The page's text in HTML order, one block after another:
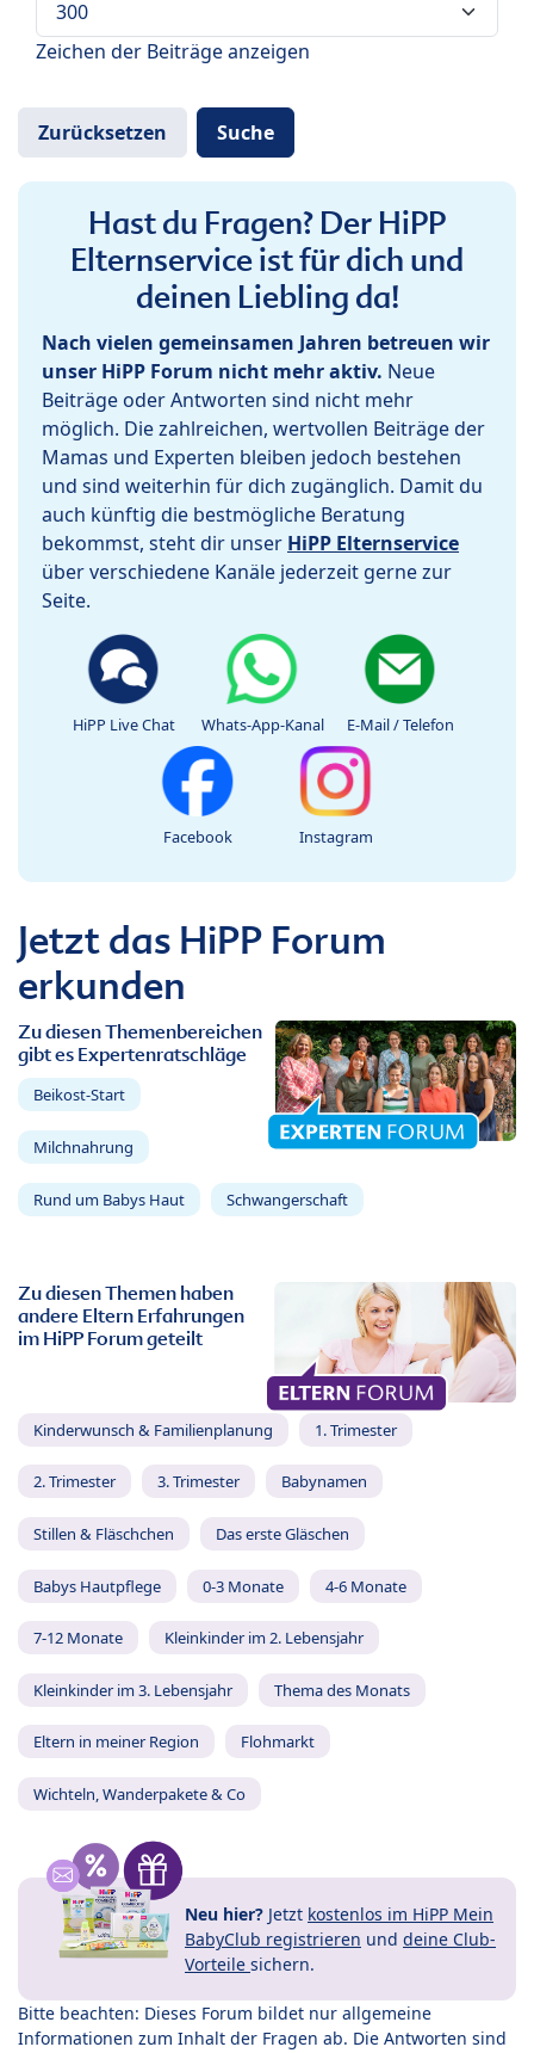
Zeichen der Beiträge anzeigen
Hast du Fragen? Der HiPP
Elternservice ist für dich und
deinen Liebling da!
Nach vielen gemeinsamen Jahren betreuen wir
unser HiPP Forum nicht mehr aktiv. Neue
Beiträge oder Antworten sind nicht mehr
möglich. Die zahlreichen, wertvollen Beiträge der
Mamas und Experten bleiben jedoch bestehen
und sind weiterhin für dich zugänglich. Damit du
auch künftig die bestmögliche Beratung
bekommst, steht dir unser HiPP Elternservice
über verschiedene Kanäle jederzeit gerne zur
Seite.
HiPP Live Chat Whats-App-Kanal E-Mail / Telefon
Facebook Instagram
Jetzt das HiPP Forum
erkunden
Zu diesen Themenbereichen
gibt es Expertenratschläge
Beikost-Start
Milchnahrung
Rund um Babys Haut Schwangerschaft
Zu diesen Themen haben
andere Eltern Erfahrungen
im HiPP Forum geteilt
Kinderwunsch & Familienplanung 1. Trimester
2. Trimester 3. Trimester Babynamen
Stillen & Fläschchen Das erste Gläschen
Babys Hautpflege 0-3 Monate 4-6 Monate
7-12 Monate Kleinkinder im 2. Lebensjahr
Kleinkinder im 3. Lebensjahr Thema des Monats
Eltern in meiner Region Flohmarkt
Wichteln, Wanderpakete & Co
Neu hier? Jetzt kostenlos im HiPP Mein
BabyClub registrieren und deine Club-
Vorteile sichern.
Bitte beachten: Dieses Forum bildet nur allgemeine
Informationen zum Inhalt der Fragen ab. Die Antworten sind